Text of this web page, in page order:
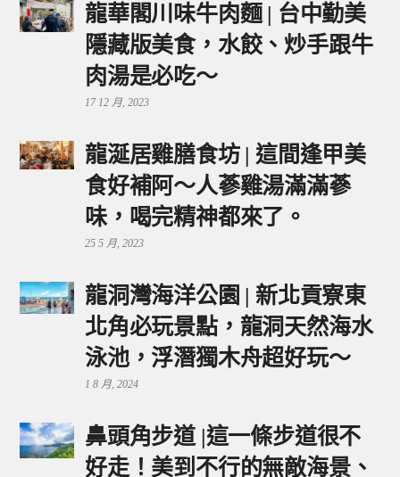
龍華閣川味牛肉麵 | 台中勤美
隱藏版美食，水餃、炒手跟牛
肉湯是必吃～
17 12 月, 2023
龍涎居雞膳食坊 | 這間逢甲美
食好補阿～人蔘雞湯滿滿蔘
味，喝完精神都來了。
25 5 月, 2023
龍洞灣海洋公園 | 新北貢寮東
北角必玩景點，龍洞天然海水
泳池，浮潛獨木舟超好玩～
1 8 月, 2024
鼻頭角步道 |這一條步道很不
好走！美到不行的無敵海景、